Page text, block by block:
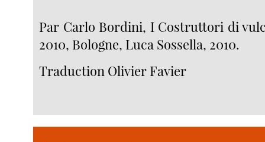
Par Carlo Bordini, I Costruttori di
2010, Bologne, Luca Sossella, 2010.
Traduction Olivier Favier